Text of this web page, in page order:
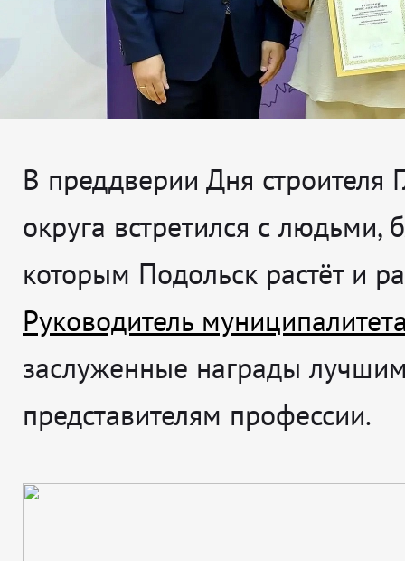
В преддверии Дня строителя
округа встретился с людьми,
которым Подольск растёт и
Руководитель
заслуженные награды
представителям профессии.